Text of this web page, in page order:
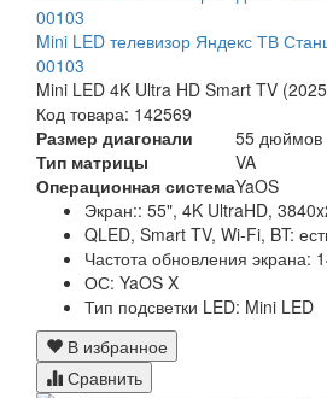
Mini LED телевизор Яндекс ТВ
00103
Mini LED 4K Ultra HD Smart TV
Код товара: 142569
Размер диагонали
55 дюймов
Тип матрицы
VA
Операционная системаYaOS
Экран:: 55", 4K UltraHD,
QLED, Smart TV, Wi-Fi, BT:
Частота обновления экрана:
ОС: YaOS X
Тип подсветки LED: Mini LED
В избранное
Сравнить